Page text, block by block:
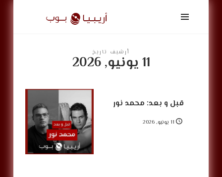
أريبيا
بوب
ArabiaPopأرشيف تاريخ
11 يونيو, 2026
قبل و بعد: محمد نور
11 يونيو, 2026